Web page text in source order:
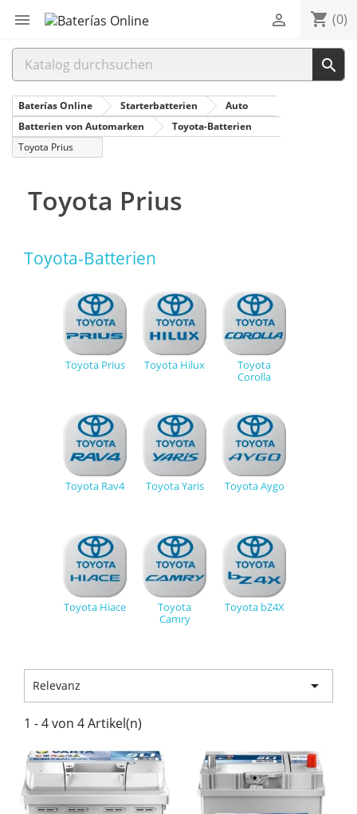
 shopping_cart (0)


Baterías Online Starterbatterien
Auto
Batterien von Automarken
Toyota-Batterien
Toyota Prius
Toyota Prius
Toyota-Batterien
Toyota Prius Toyota Hilux
Toyota
Corolla
Toyota Rav4 Toyota Yaris Toyota Aygo
Toyota Hiace
Toyota
Camry
Toyota bZ4X
Relevanz 
1 - 4 von 4 Artikel(n)